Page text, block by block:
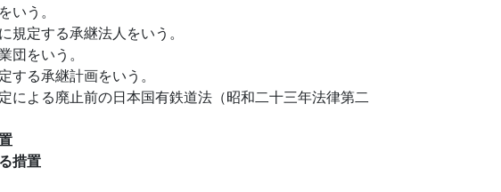
う。
定する承継法人をいう。
をいう。
る承継計画をいう。
よる廃止前の日本国有鉄道法（昭和二十三年法律第二
措置